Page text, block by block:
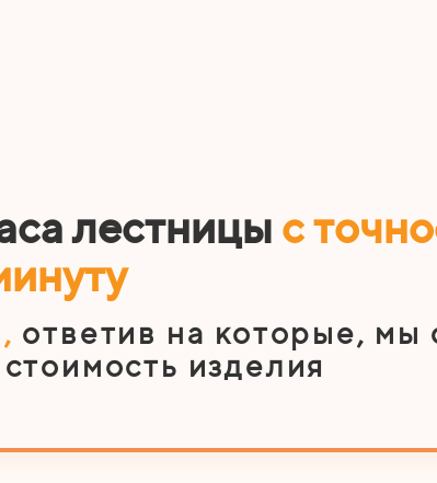
лестницы с
, ответив на которые, мы
изделия